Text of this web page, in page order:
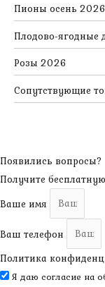
Пионы осень 2026
Плодово-ягодные
Розы 2026
Сопутствующие
Появились вопросы?
Получите
Ваше имя
Ваш телефон
Политика
Я даю согласие на